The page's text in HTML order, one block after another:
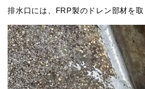
排水口には、FRP製のドレン部材を取